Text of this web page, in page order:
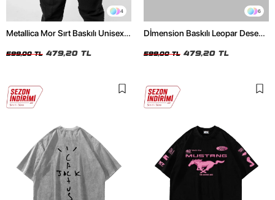
4
Metallica Mor Sırt Baskılı Unisex
599,00 TL 479,20 TL
6
Dİmension Baskılı Leopar Desenli
Tshirt
599,00 TL 479,20 TL